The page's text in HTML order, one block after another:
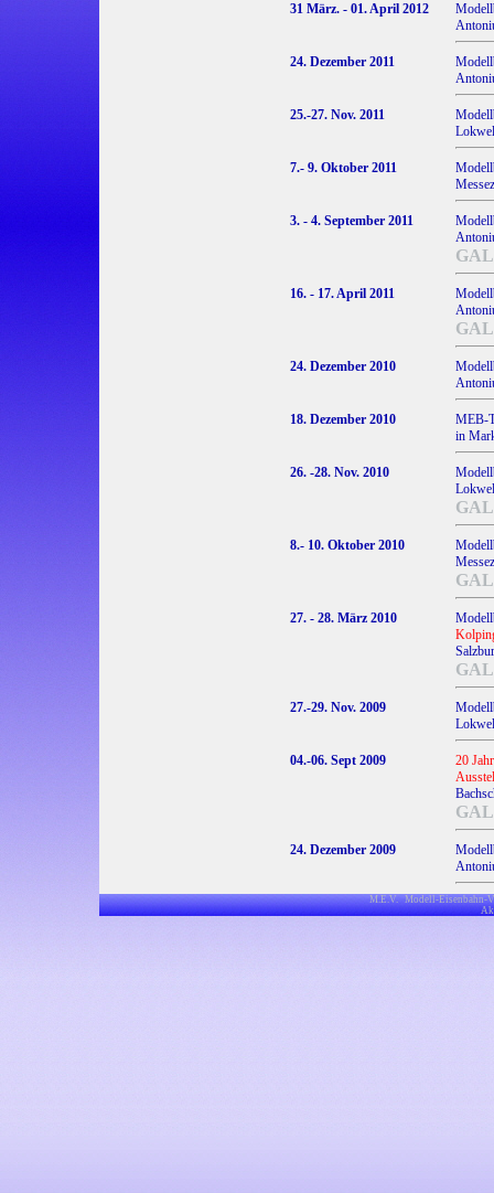
31 März. - 01. April 2012
24. Dezember 2011
25.-27. Nov. 2011
7.- 9. Oktober 2011
3. - 4. September 2011
16. - 17. April 2011
24. Dezember 2010
18. Dezember 2010
MEB-
in
26. -28. Nov. 2010
8.- 10. Oktober 2010
27. - 28. März 2010
27.-29. Nov. 2009
04.-06. Sept 2009
20
24. Dezember 2009
M.E.V. Modell-Eisenbahn-